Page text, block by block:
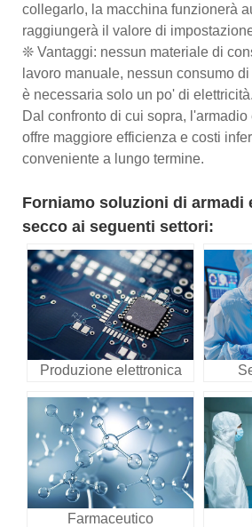
collegarlo, la macchina funzionerà
raggiungerà il valore di
❊ Vantaggi: nessun materiale di
lavoro manuale, nessun consumo
è necessaria solo un po' di elettricità.
Dal confronto di cui sopra,
offre maggiore efficienza e costi
conveniente a lungo termine.
Forniamo soluzioni di armadi
secco ai seguenti settori:
Produzione elettronica
Farmaceutico